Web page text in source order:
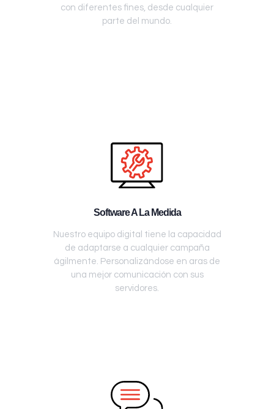
con diferentes fines, desde cualquier
parte del mundo.
Software A La Medida
Nuestro equipo digital tiene la capacidad
de adaptarse a cualquier campaña
ágilmente. Personalizándose en aras de
una mejor comunicación con sus
servidores.